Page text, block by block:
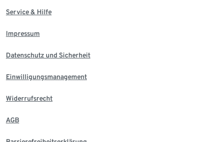
Service & Hilfe
Impressum
Datenschutz und Sicherheit
Einwilligungsmanagement
Widerrufsrecht
AGB